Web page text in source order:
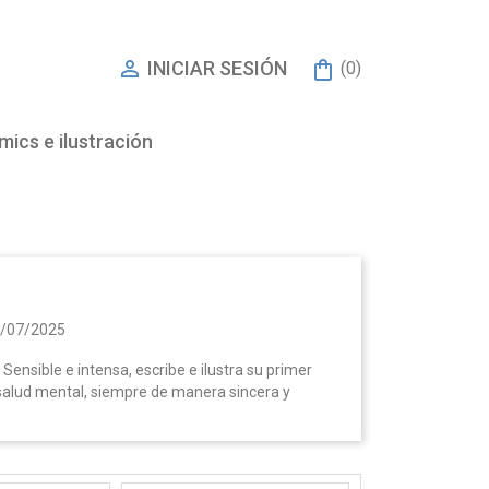
 INICIAR SESIÓN (0)
e ilustración
07/2025
e intensa, escribe e ilustra su primer
mental, siempre de manera sincera y